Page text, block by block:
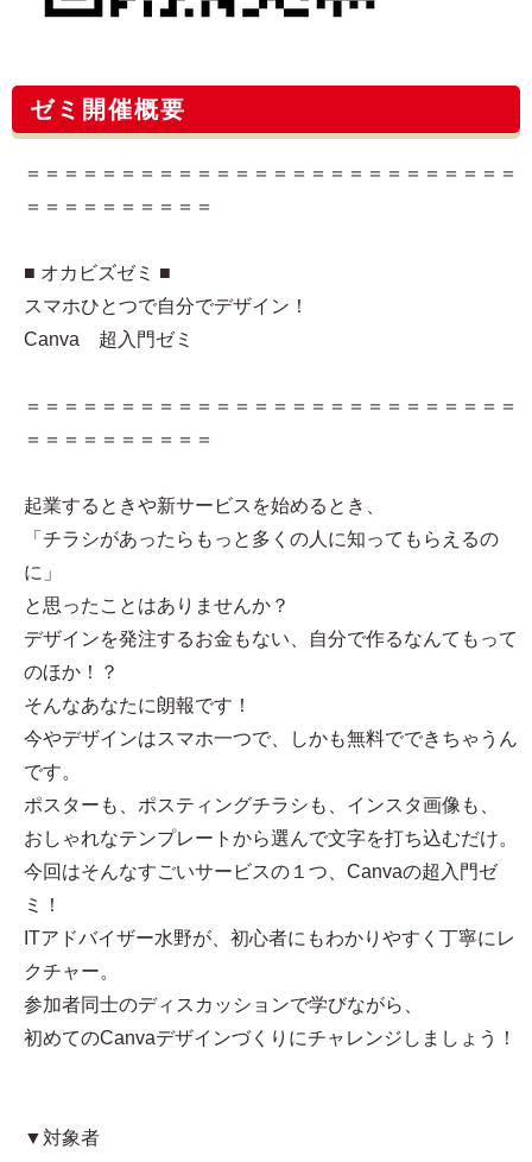
ゼミ開催概要
＝＝＝＝＝＝＝＝＝＝＝＝＝＝＝＝＝＝＝＝＝＝＝＝＝＝
＝＝＝＝＝＝＝＝＝＝
■ オカビズゼミ ■
スマホひとつで自分でデザイン！
Canva 超入門ゼミ
＝＝＝＝＝＝＝＝＝＝＝＝＝＝＝＝＝＝＝＝＝＝＝＝＝＝
＝＝＝＝＝＝＝＝＝＝
起業するときや新サービスを始めるとき、
「チラシがあったらもっと多くの人に知ってもらえるの
に」
と思ったことはありませんか？
デザインを発注するお金もない、自分で作るなんてもって
のほか！？
そんなあなたに朗報です！
今やデザインはスマホ一つで、しかも無料でできちゃうん
です。
ポスターも、ポスティングチラシも、インスタ画像も、
おしゃれなテンプレートから選んで文字を打ち込むだけ。
今回はそんなすごいサービスの１つ、Canvaの超入門ゼ
ミ！
ITアドバイザー水野が、初心者にもわかりやすく丁寧にレ
クチャー。
参加者同士のディスカッションで学びながら、
初めてのCanvaデザインづくりにチャレンジしましょう！
▼対象者